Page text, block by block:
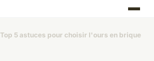
Top 5 astuces pour choisir l'ours en brique